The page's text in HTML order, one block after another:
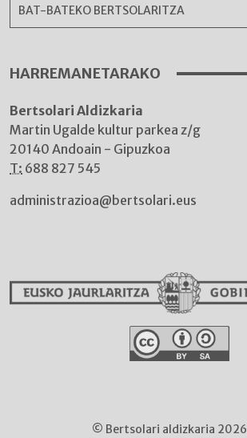
BAT-BATEKO BERTSOLARITZA
HARREMANETARAKO
Bertsolari Aldizkaria
Martin Ugalde kultur parkea z/g
20140 Andoain - Gipuzkoa
T: 688 827 545
administrazioa@bertsolari.eus
© Bertsolari aldizkaria 2026